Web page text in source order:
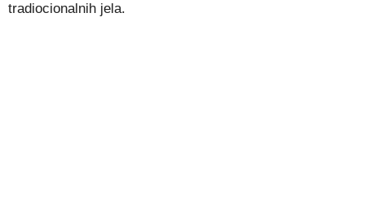
tradiocionalnih jela.